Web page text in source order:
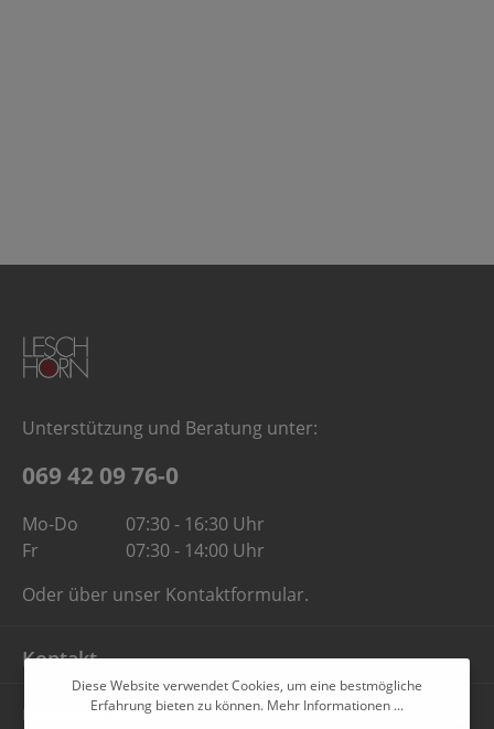
Unterstützung und Beratung unter:
069 42 09 76-0
Mo-Do
07:30 - 16:30 Uhr
Fr
07:30 - 14:00 Uhr
Oder über unser Kontaktformular.
Kontakt
Unternehmen
Diese Website verwendet Cookies, um eine bestmögliche
Erfahrung bieten zu können. Mehr Informationen ...